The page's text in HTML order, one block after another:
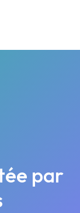
par